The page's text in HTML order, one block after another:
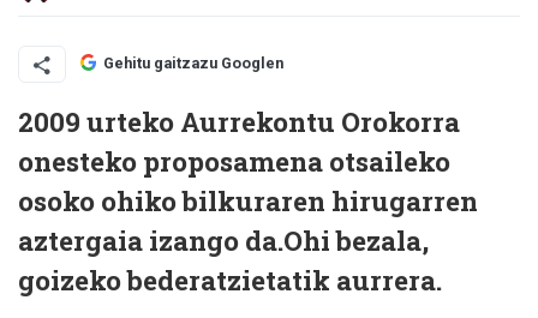
Gehitu gaitzazu Googlen
2009 urteko Aurrekontu Orokorra
onesteko proposamena otsaileko
osoko ohiko bilkuraren hirugarren
aztergaia izango da.Ohi bezala,
goizeko bederatzietatik aurrera.